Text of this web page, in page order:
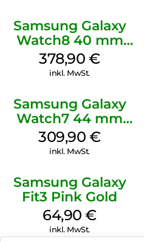
Samsung Galaxy
Watch8 40 mm
Graphite
378,90€
inkl. MwSt.
Samsung Galaxy
Watch7 44 mm
Green
309,90€
inkl. MwSt.
Samsung Galaxy
Fit3 Pink Gold
64,90€
inkl. MwSt.